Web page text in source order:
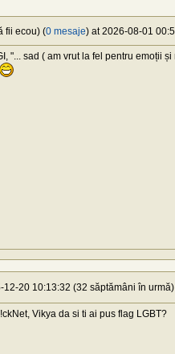
fii ecou) (0 mesaje) at 2026-08-01
"... sad ( am vrut la fel pentru emoții
12-20 10:13:32 (32 săptămâni în urmă)
Vikya da si ti ai pus flag LGBT?